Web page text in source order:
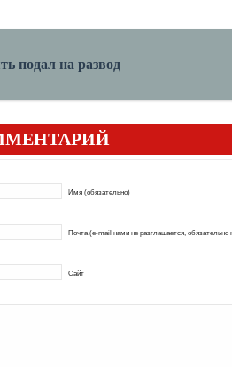
подал на развод
Имя (обязательно)
Почта (e-mail нами не разглашается, обязательно
Сайт